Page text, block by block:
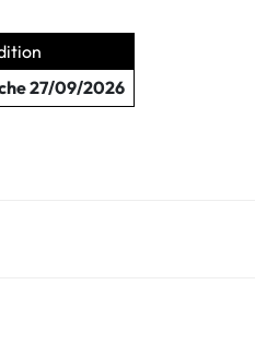
27/09/2026